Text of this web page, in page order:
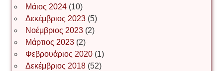
Іван Буртик
Іван Наконечний
Μάιος 2024(10)
Δεκέμβριος 2023(5)
Νοέμβριος 2023(2)
Μάρτιος 2023(2)
Φεβρουάριος 2020(1)
Δεκέμβριος 2018(52)